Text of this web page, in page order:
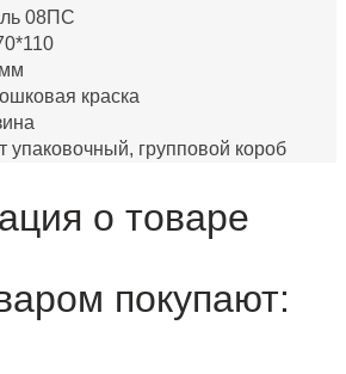
08ПС
краска
упаковочный, групповой короб
о товаре
покупают: